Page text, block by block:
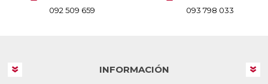
092 509 659
093 798 033
INFORMACIÓN